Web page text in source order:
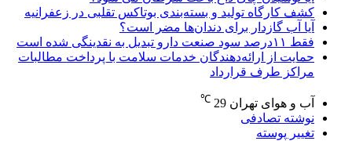
کشف کارگاه تولید و بسته‌بندی بوتاکس تقلبی در زعفرانیه
آیا آب گازدار برای دندان‌ها مضر است؟
فقط ۱۱‌درصد سود صنعت دارو تبدیل به نقدینگی شده است
حمایت از ارائه‌دهندگان خدمات سلامت با پرداخت مطالبات
مراکز طرف قرارداد
آب و هوای تهران 29
℃
نوشته تصادفی
تغییر پوسته